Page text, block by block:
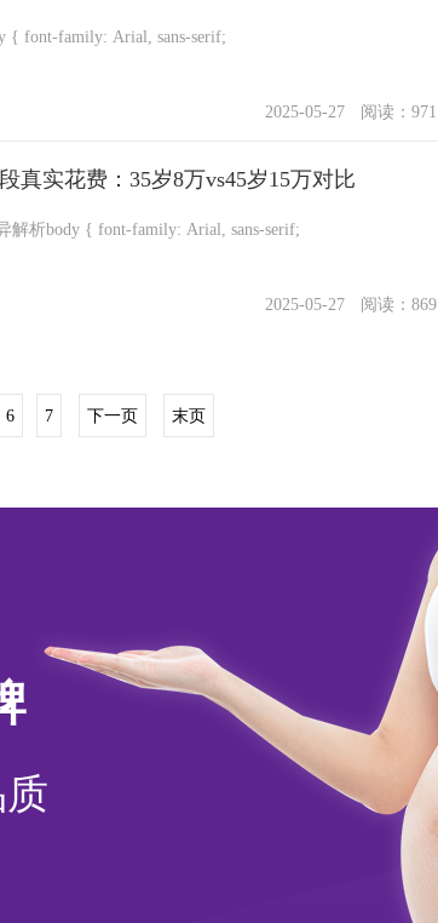
试管婴儿全流程费用透明化（2025最新版）body { font-family: Arial, sans-serif;
2025-05-27 阅读：971
真实花费：35岁8万vs45岁15万对比
试管婴儿年龄花费对比：35岁8万vs45岁15万差异解析body { font-family: Arial, sans-serif;
2025-05-27 阅读：869
6 7 下一页 末页